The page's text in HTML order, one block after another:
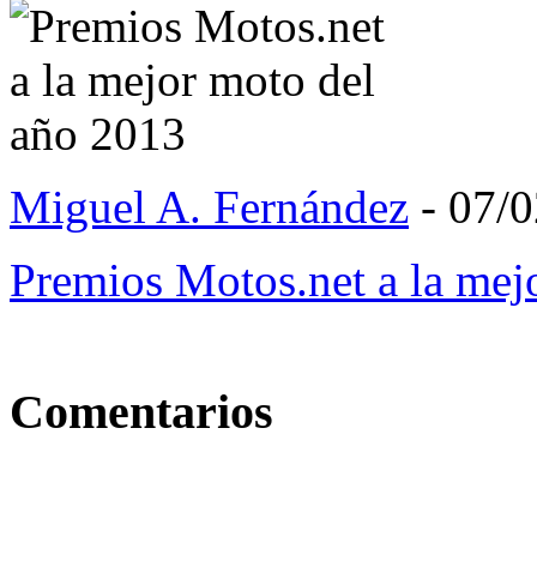
Miguel A. Fernández - 07/
Premios Motos.net a la
Comentarios